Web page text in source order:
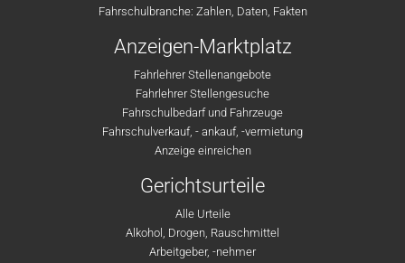
Fahrschulbranche: Zahlen, Daten, Fakten
Anzeigen-Marktplatz
Fahrlehrer Stellenangebote
Fahrlehrer Stellengesuche
Fahrschulbedarf und Fahrzeuge
Fahrschulverkauf, - ankauf, -vermietung
Anzeige einreichen
Gerichtsurteile
Alle Urteile
Alkohol, Drogen, Rauschmittel
Arbeitgeber, -nehmer